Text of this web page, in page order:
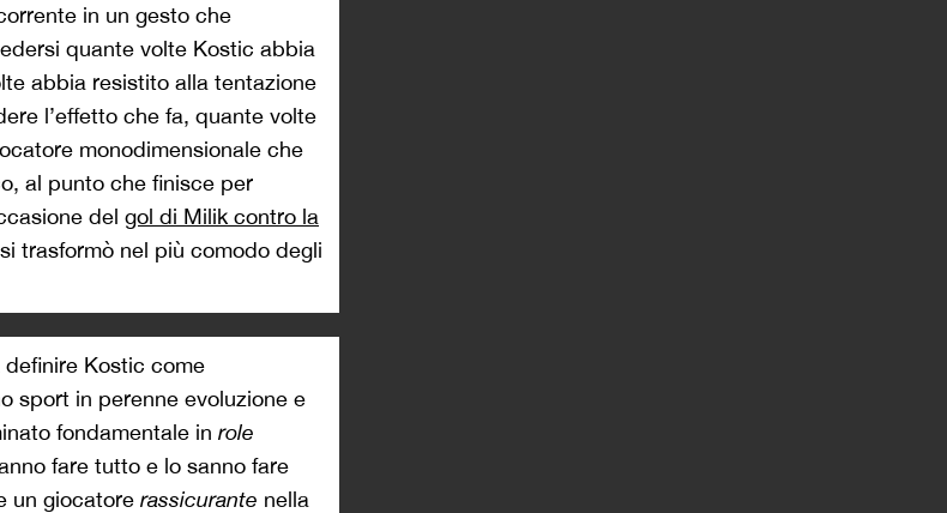
in un gesto che
quante volte Kostic abbia
abbia resistito alla tentazione
l’effetto che fa, quante volte
monodimensionale che
al punto che finisce per
del gol di Milik contro la
trasformò nel più comodo degli
Kostic come
sport in perenne evoluzione e
fondamentale in role
fare tutto e lo sanno fare
un giocatore rassicurante nella